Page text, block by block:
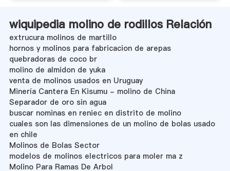
wiquipedia molino de rodillos Relación
extrucura molinos de martillo
hornos y molinos para fabricacion de arepas
quebradoras de coco br
molino de almidon de yuka
venta de molinos usados en Uruguay
Minería Cantera En Kisumu - molino de China
Separador de oro sin agua
buscar nominas en reniec en distrito de molino
cuales son las dimensiones de un molino de bolas usado
en chile
Molinos de Bolas Sector
modelos de molinos electricos para moler ma z
Molino Para Ramas De Arbol